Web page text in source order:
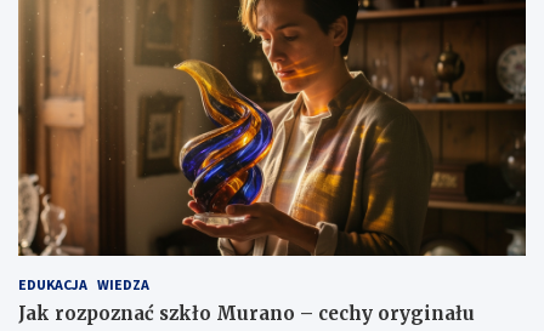
EDUKACJA WIEDZA
Jak rozpoznać szkło Murano – cechy oryginału